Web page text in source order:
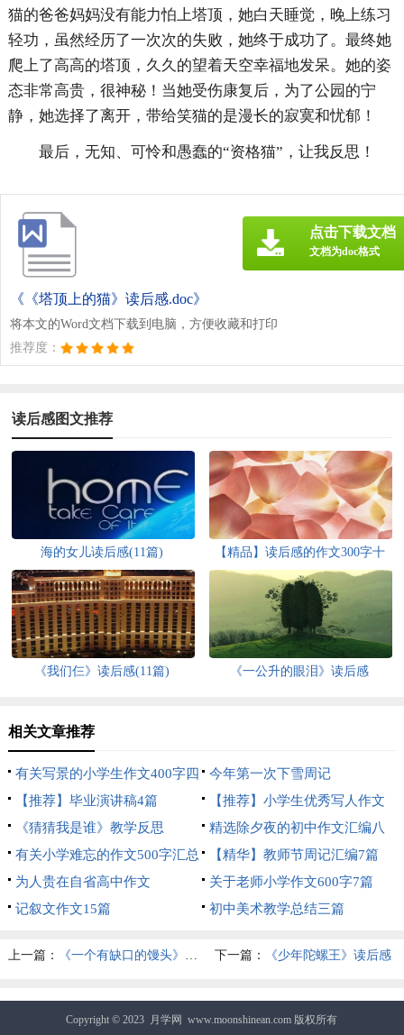
猫的爸爸妈妈没有能力怕上塔顶，她白天睡觉，晚上练习
轻功，虽然经历了一次次的失败，她终于成功了。最终她
爬上了高高的塔顶，久久的望着天空幸福地发呆。她的姿
态非常高贵，很神秘！当她受伤康复后，为了公园的宁
静，她选择了离开，带给笑猫的是漫长的寂寞和忧郁！
最后，无知、可怜和愚蠢的“资格猫”，让我反思！
《《塔顶上的猫》读后感.doc》
将本文的Word文档下载到电脑，方便收藏和打印
推荐度：
点击下载文档
文档为doc格式
读后感图文推荐
海的女儿读后感(11篇)
【精品】读后感的作文300字十
篇
《我们仨》读后感(11篇) 《一公升的眼泪》读后感
相关文章推荐
有关写景的小学生作文400字四
篇
今年第一次下雪周记
【推荐】毕业演讲稿4篇
【推荐】小学生优秀写人作文
500字4篇
《猜猜我是谁》教学反思
精选除夕夜的初中作文汇编八
篇
有关小学难忘的作文500字汇总
9篇
【精华】教师节周记汇编7篇
为人贵在自省高中作文
关于老师小学作文600字7篇
记叙文作文15篇
初中美术教学总结三篇
上一篇： 《一个有缺口的馒头》读后感4篇 下一篇： 《少年陀螺王》读后感
Copyright © 2023 月学网 www.moonshinean.com 版权所有